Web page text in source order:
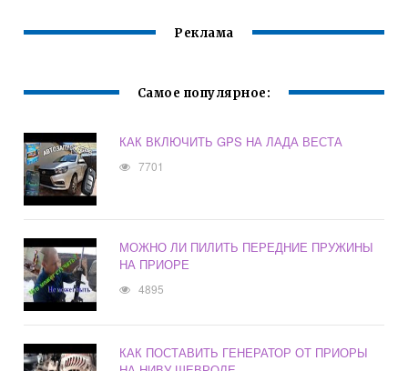
Реклама
Самое популярное:
КАК ВКЛЮЧИТЬ GPS НА ЛАДА ВЕСТА
7701
МОЖНО ЛИ ПИЛИТЬ ПЕРЕДНИЕ ПРУЖИНЫ
НА ПРИОРЕ
4895
КАК ПОСТАВИТЬ ГЕНЕРАТОР ОТ ПРИОРЫ